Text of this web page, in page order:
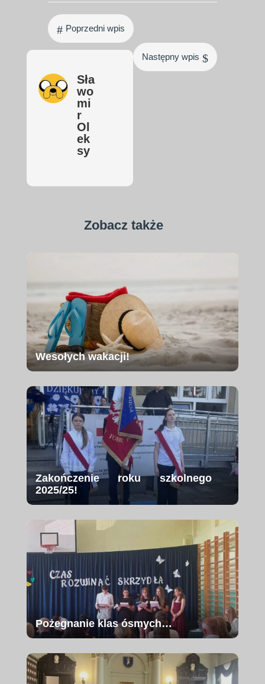
# Poprzedni wpis
Następny wpis $
Sła
wo
mi
r
Ol
ek
sy
Zobacz także
Wesołych wakacji!
Zakończenie roku szkolnego
2025/25!
Pożegnanie klas ósmych…